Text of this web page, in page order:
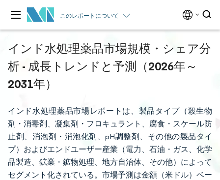
このレポートについて
インド水処理薬品市場規模・シェア分
析 - 成長トレンドと予測（2026年～
2031年）
インド水処理薬品市場レポートは、製品タイプ（殺生物
剤・消毒剤、凝集剤・フロキュラント、腐食・スケール防
止剤、消泡剤・消泡化剤、pH調整剤、その他の製品タイ
プ）およびエンドユーザー産業（電力、石油・ガス、化学
品製造、鉱業・鉱物処理、地方自治体、その他）によって
セグメント化されている。市場予測は金額（米ドル）ベー